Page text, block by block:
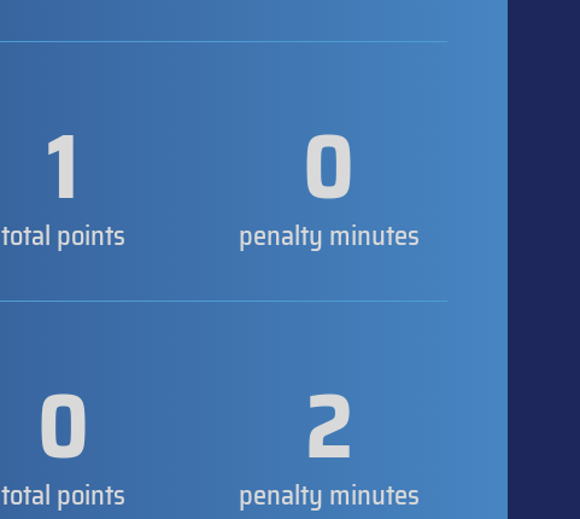
1
total points 0
penalty minutes
0
total points 2
penalty minutes